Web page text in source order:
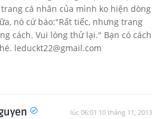
cá nhân của mình ko hiện dòng
nó cứ báo:"Rất tiếc, nhưng trang
cách. Vui lòng thử lại." Bạn có cách
leduckt22@gmail.com
lúc 06:01 10 tháng 11, 2013